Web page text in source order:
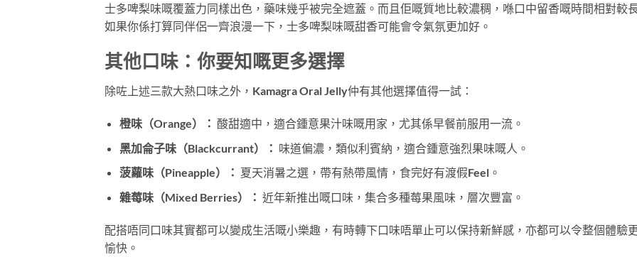
士多啤梨味嘅覆蓋力同樣出色，藥味幾乎被完全遮蓋。而且佢嘅質地比較濃稠，喺口中留香嘅時間相對較
如果你係打算同伴侶一齊浪漫一下，士多啤梨味嘅甜香可能會令氣氛更加好。
其他口味：你要知嘅更多選擇
除咗上述三款大熱口味之外，Kamagra Oral Jelly仲有其他選擇值得一試：
橙味（Orange）： 酸甜適中，適合鍾意果汁味嘅用家，尤其係早餐前服用一流。
黑加侖子味（Blackcurrant）： 味道偏濃，類似利賓納，適合鍾意強烈果味嘅人。
菠蘿味（Pineapple）： 夏天消暑之選，帶有熱帶風情，食完好有渡假Feel。
雜莓味（Mixed Berries）： 近年新推出嘅口味，集合多種莓果風味，層次豐富。
配搭唔同口味其實都可以變成生活嘅小樂趣，有時轉下口味唔單止可以保持新鮮感，亦都可以令整個體驗
愉快。